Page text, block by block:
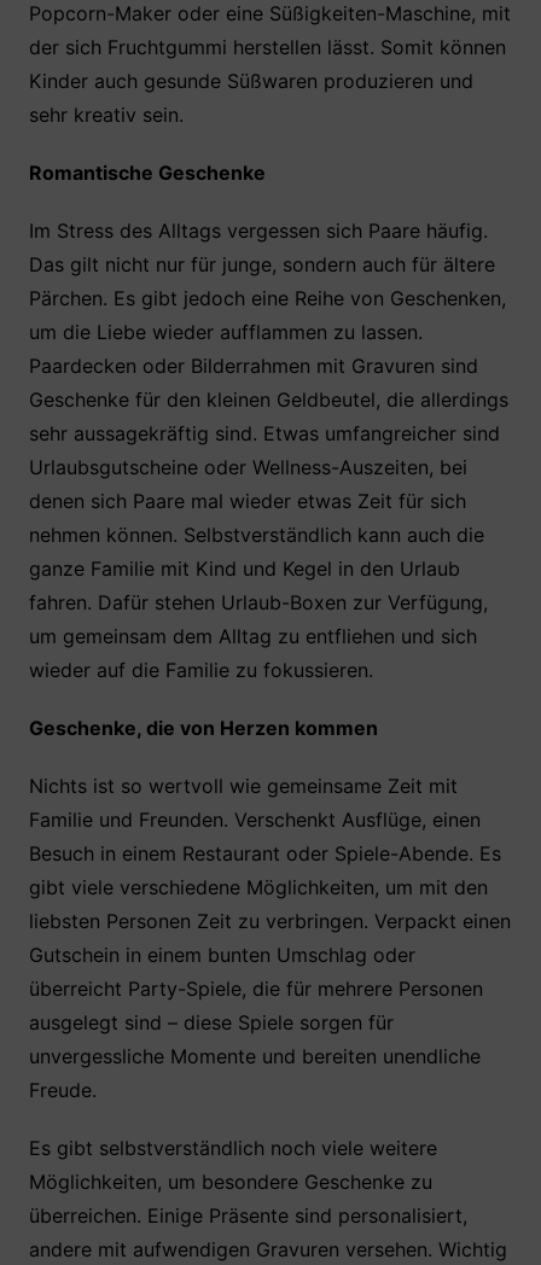
Popcorn-Maker oder eine Süßigkeiten-Maschine, mit
der sich Fruchtgummi herstellen lässt. Somit können
Kinder auch gesunde Süßwaren produzieren und
sehr kreativ sein.
Romantische Geschenke
Im Stress des Alltags vergessen sich Paare häufig.
Das gilt nicht nur für junge, sondern auch für ältere
Pärchen. Es gibt jedoch eine Reihe von Geschenken,
um die Liebe wieder aufflammen zu lassen.
Paardecken oder Bilderrahmen mit Gravuren sind
Geschenke für den kleinen Geldbeutel, die allerdings
sehr aussagekräftig sind. Etwas umfangreicher sind
Urlaubsgutscheine oder Wellness-Auszeiten, bei
denen sich Paare mal wieder etwas Zeit für sich
nehmen können. Selbstverständlich kann auch die
ganze Familie mit Kind und Kegel in den Urlaub
fahren. Dafür stehen Urlaub-Boxen zur Verfügung,
um gemeinsam dem Alltag zu entfliehen und sich
wieder auf die Familie zu fokussieren.
Geschenke, die von Herzen kommen
Nichts ist so wertvoll wie gemeinsame Zeit mit
Familie und Freunden. Verschenkt Ausflüge, einen
Besuch in einem Restaurant oder Spiele-Abende. Es
gibt viele verschiedene Möglichkeiten, um mit den
liebsten Personen Zeit zu verbringen. Verpackt einen
Gutschein in einem bunten Umschlag oder
überreicht Party-Spiele, die für mehrere Personen
ausgelegt sind – diese Spiele sorgen für
unvergessliche Momente und bereiten unendliche
Freude.
Es gibt selbstverständlich noch viele weitere
Möglichkeiten, um besondere Geschenke zu
überreichen. Einige Präsente sind personalisiert,
andere mit aufwendigen Gravuren versehen. Wichtig